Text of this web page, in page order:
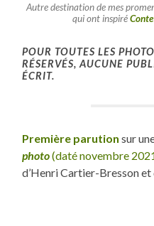
Autre destination de mes
qui ont inspiré
POUR TOUTES LES
RÉSERVÉS, AUCUNE
ÉCRIT.
Première parutionsur
photo(daté novembre
d’Henri Cartier-Bresson et